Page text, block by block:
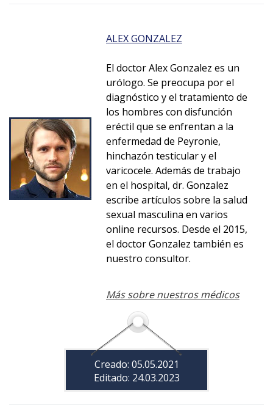
ALEX GONZALEZ
El doctor Alex Gonzalez es un
urólogo. Se preocupa por el
diagnóstico y el tratamiento de
los hombres con disfunción
eréctil que se enfrentan a la
enfermedad de Peyronie,
hinchazón testicular y el
varicocele. Además de trabajo
en el hospital, dr. Gonzalez
escribe artículos sobre la salud
sexual masculina en varios
online recursos. Desde el 2015,
el doctor Gonzalez también es
nuestro consultor.
Más sobre nuestros médicos
Creado: 05.05.2021
Editado: 24.03.2023